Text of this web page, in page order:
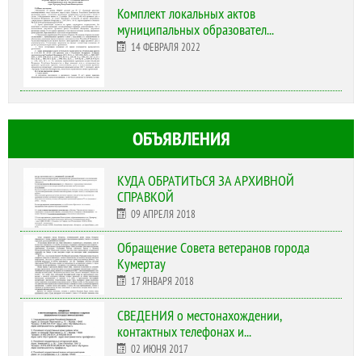
Комплект локальных актов
муниципальных образовател...
14 ФЕВРАЛЯ 2022
ОБЪЯВЛЕНИЯ
КУДА ОБРАТИТЬСЯ ЗА АРХИВНОЙ
СПРАВКОЙ
09 АПРЕЛЯ 2018
Обращение Совета ветеранов города
Кумертау
17 ЯНВАРЯ 2018
СВЕДЕНИЯ о местонахождении,
контактных телефонах и...
02 ИЮНЯ 2017